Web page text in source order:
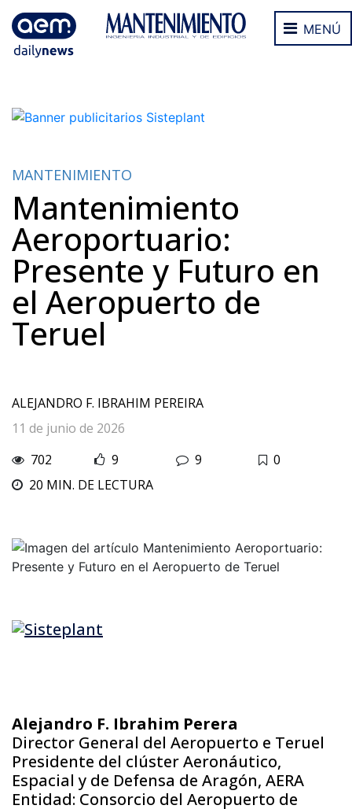
MENÚ
MANTENIMIENTO
Mantenimiento
Aeroportuario:
Presente y Futuro en
el Aeropuerto de
Teruel
ALEJANDRO F. IBRAHIM PEREIRA
11 de junio de 2026
702
9 9
0
20 MIN. DE LECTURA
Alejandro F. Ibrahim Perera
Director General del Aeropuerto e Teruel
Presidente del clúster Aeronáutico,
Espacial y de Defensa de Aragón, AERA
Entidad: Consorcio del Aeropuerto de